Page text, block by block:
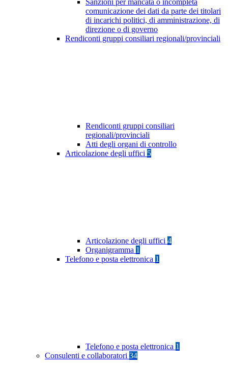
Sanzioni per mancata o incompleta
comunicazione dei dati da parte dei titolari
di incarichi politici, di amministrazione, di
direzione o di governo
Rendiconti gruppi consiliari regionali/provinciali
Rendiconti gruppi consiliari
regionali/provinciali
Atti degli organi di controllo
Articolazione degli uffici 5
Articolazione degli uffici 4
Organigramma 1
Telefono e posta elettronica 1
Telefono e posta elettronica 1
Consulenti e collaboratori 34